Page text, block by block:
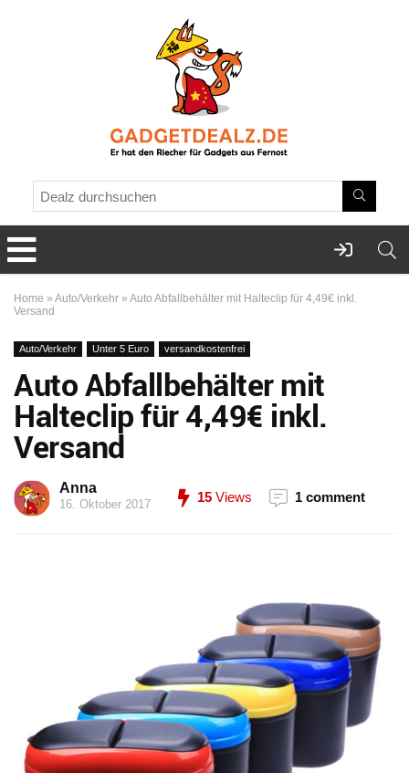
Home » Auto/Verkehr » Auto Abfallbehälter mit Halteclip für 4,49€ inkl.
Versand
Auto/Verkehr Unter 5 Euro versandkostenfrei
Auto Abfallbehälter mit
Halteclip für 4,49€ inkl.
Versand
Anna
16. Oktober 2017 15 Views 1 comment